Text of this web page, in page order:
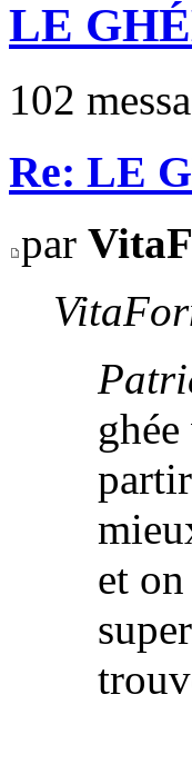
LE
102
Re: LE
par
et